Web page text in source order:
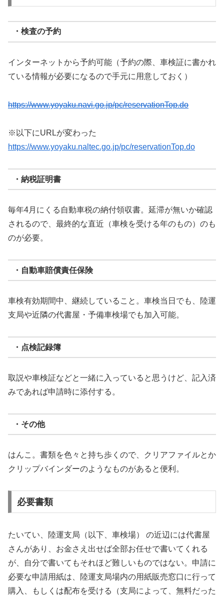
・検査の予約
インターネットから予約可能（予約の際、車検証に書かれ
ている情報が必要になるので手元に用意しておく）
https://www.yoyaku.navi.go.jp/pc/reservationTop.do
※以下にURLが変わった
https://www.yoyaku.naltec.go.jp/pc/reservationTop.do
・納税証明書
毎年4月にくる自動車税の納付領収書。延滞が無いか確認
されるので、最終的な直近（車検を受ける年のもの）のも
のが必要。
・自動車賠償責任保険
車検有効期間中、継続していること。車検当日でも、陸運
支局や近隣の代書屋・予備車検場でも加入可能。
・点検記録簿
取説や車検証などと一緒に入っていると思うけど、記入済
みであれば申請時に添付する。
・その他
はんこ。書類を色々と持ち歩くので、クリアファイルとか
クリップバインダーのようなものがあると便利。
必要書類
たいてい、陸運支局（以下、車検場） の近辺には代書屋
さんがあり、お金さえ出せば全部お任せで書いてくれる
が、自分で書いてもそれほど難しいものではない。申請に
必要な申請用紙は、陸運支局場内の用紙販売窓口に行って
購入、もしくは配布を受ける（支局によって、無料だった